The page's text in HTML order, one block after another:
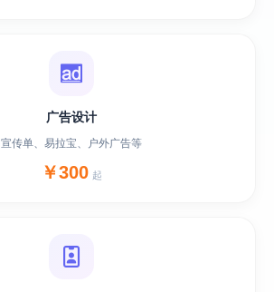
广告设计
宣传单、易拉宝、户外广告等
￥300 起